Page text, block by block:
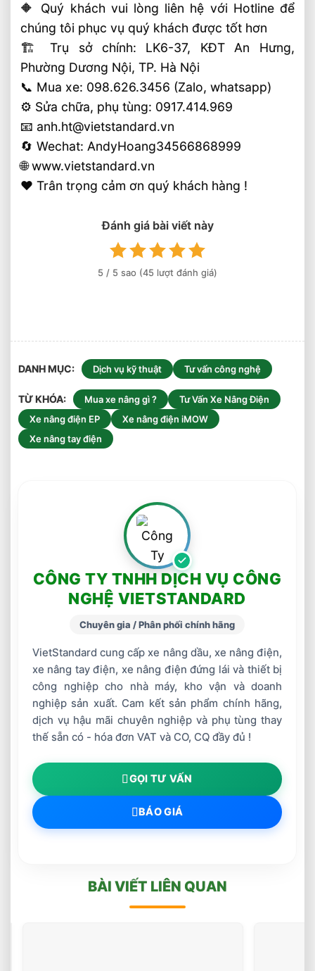
🔶 Quý khách vui lòng liên hệ với Hotline để
chúng tôi phục vụ quý khách được tốt hơn
🏗 Trụ sở chính: LK6-37, KĐT An Hưng,
Phường Dương Nội, TP. Hà Nội
📞 Mua xe: 098.626.3456 (Zalo, whatsapp)
⚙️ Sửa chữa, phụ tùng: 0917.414.969
📧 anh.ht@vietstandard.vn
🔄 Wechat: AndyHoang34566868999
🌐 www.vietstandard.vn
❤️ Trân trọng cảm ơn quý khách hàng !
Đánh giá bài viết này
5 / 5 sao (45 lượt đánh giá)
DANH MỤC Dịch vụ kỹ thuật Tư vấn công nghệ
TỪ KHÓA Mua xe nâng gì ?
Tư Vấn Xe Nâng Điện
Xe nâng điện EP
Xe nâng điện iMOW
Xe nâng tay điện
CÔNG TY TNHH DỊCH VỤ CÔNG
NGHỆ VIETSTANDARD
Chuyên gia / Phân phối chính hãng
VietStandard cung cấp xe nâng dầu, xe nâng điện,
xe nâng tay điện, xe nâng điện đứng lái và thiết bị
công nghiệp cho nhà máy, kho vận và doanh
nghiệp sản xuất. Cam kết sản phẩm chính hãng,
dịch vụ hậu mãi chuyên nghiệp và phụ tùng thay
thế sẵn có - hóa đơn VAT và CO, CQ đầy đủ !
GỌI TƯ VẤN
BÁO GIÁ
BÀI VIẾT LIÊN QUAN